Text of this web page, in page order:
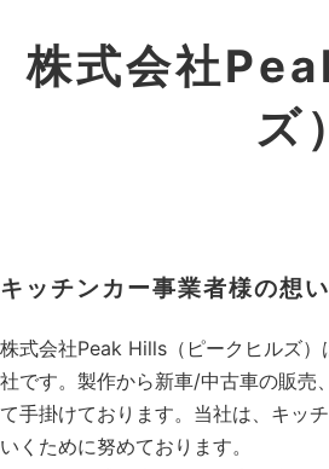
株式会社
ズ）
キッチンカー事業者様の想
株式会社Peak Hills（ピークヒルズ
社です。製作から新車/中古車の販売
て手掛けております。当社は、キッ
いくために努めております。